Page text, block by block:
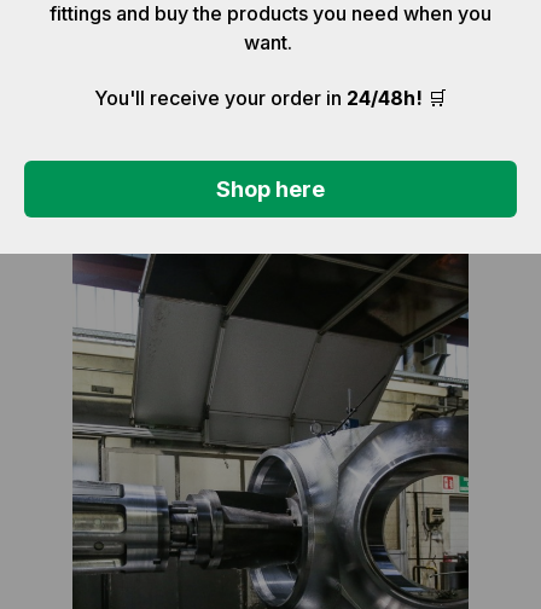
fittings and buy the products you need when you
want.
You'll receive your order in 24/48h! 🛒
Shop here